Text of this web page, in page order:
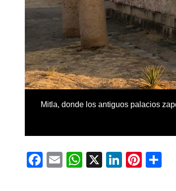
Mitla, donde los antiguos palacios
Facebook
EmailWhatsApp
X LinkedIn